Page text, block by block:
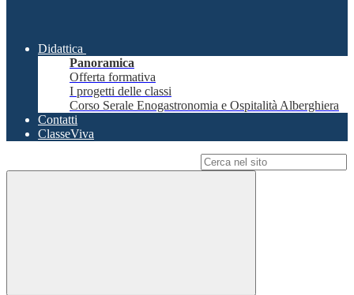
Didattica
Panoramica
Offerta formativa
I progetti delle classi
Corso Serale Enogastronomia e Ospitalità Alberghiera
Contatti
ClasseViva